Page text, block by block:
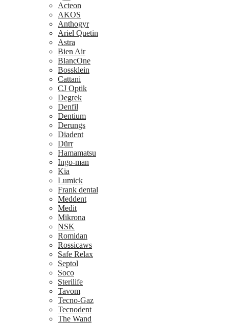
Acteon
AKOS
Anthogyr
Ariel Quetin
Astra
Bien Air
BlancOne
Bossklein
Cattani
CJ Optik
Degrek
Denfil
Dentium
Derungs
Diadent
Dürr
Hamamatsu
Ingo-man
Kia
Lumick
Frank dental
Meddent
Medit
Mikrona
NSK
Romidan
Rossicaws
Safe Relax
Septol
Soco
Sterilife
Tavom
Tecno-Gaz
Tecnodent
The Wand